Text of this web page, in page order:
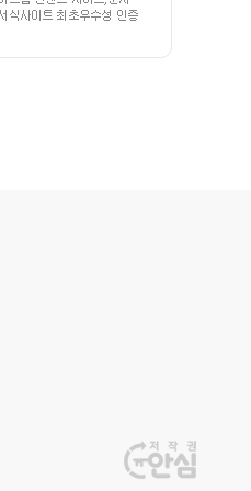
광고신청